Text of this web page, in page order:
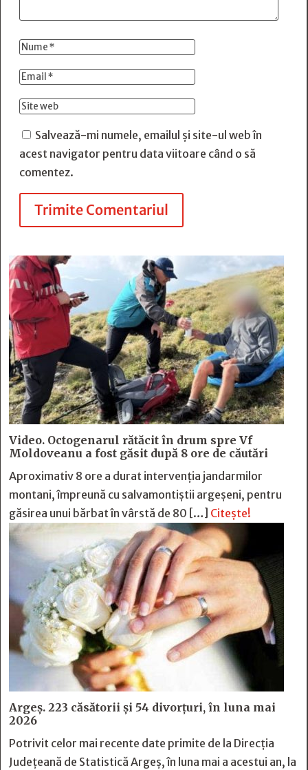
Salvează-mi numele, emailul și site-ul web în
acest navigator pentru data viitoare când o să
comentez.
Trimite Comentariul
Video. Octogenarul rătăcit în drum spre Vf
Moldoveanu a fost găsit după 8 ore de căutări
Aproximativ 8 ore a durat intervenția jandarmilor
montani, împreună cu salvamontiștii argeșeni, pentru
găsirea unui bărbat în vârstă de 80 […] Citește!
Argeș. 223 căsătorii și 54 divorțuri, în luna mai
2026
Potrivit celor mai recente date primite de la Direcția
Județeană de Statistică Argeș, în luna mai a acestui an, la